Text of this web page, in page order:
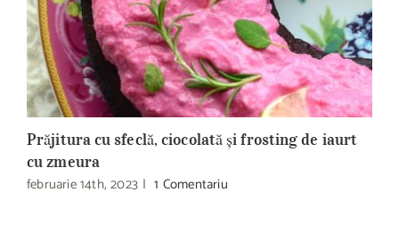
Prăjitura cu sfeclă, ciocolată și frosting de iaurt
cu zmeura
februarie 14th, 2023 | 1 Comentariu